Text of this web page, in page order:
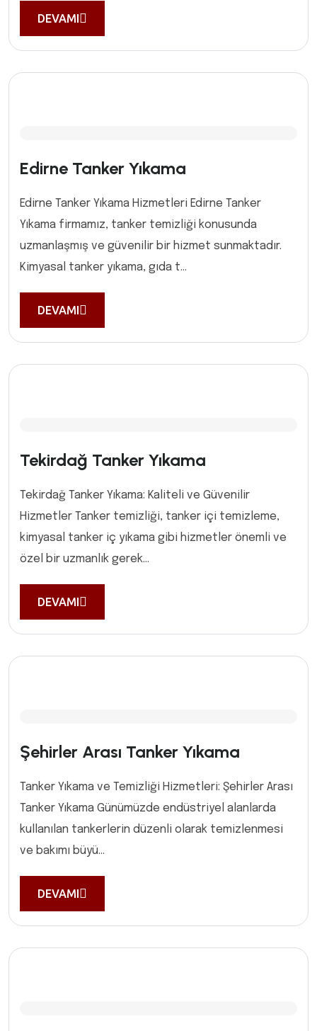
DEVAMI
Edirne Tanker Yıkama
Edirne Tanker Yıkama Hizmetleri Edirne Tanker
Yıkama firmamız, tanker temizliği konusunda
uzmanlaşmış ve güvenilir bir hizmet sunmaktadır.
Kimyasal tanker yıkama, gıda t...
DEVAMI
Tekirdağ Tanker Yıkama
Tekirdağ Tanker Yıkama: Kaliteli ve Güvenilir
Hizmetler Tanker temizliği, tanker içi temizleme,
kimyasal tanker iç yıkama gibi hizmetler önemli ve
özel bir uzmanlık gerek...
DEVAMI
Şehirler Arası Tanker Yıkama
Tanker Yıkama ve Temizliği Hizmetleri: Şehirler Arası
Tanker Yıkama Günümüzde endüstriyel alanlarda
kullanılan tankerlerin düzenli olarak temizlenmesi
ve bakımı büyü...
DEVAMI